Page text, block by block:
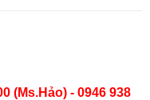
(Ms.Hảo) - 0946 938